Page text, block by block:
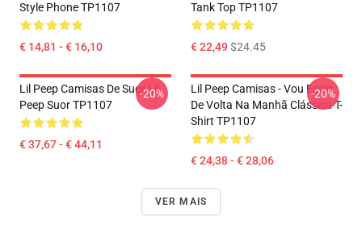
Style Phone TP1107
€ 14,81 - € 16,10
Tank Top TP1107
€ 22,49$24.45
Lil Peep Camisas De Suor Lil
Peep Suor TP1107
€ 37,67 - € 44,11
-20%
Lil Peep Camisas - Vou Estar
De Volta Na Manhã Clássica T-
Shirt TP1107
€ 24,38 - € 28,06
-20%
VER MAIS